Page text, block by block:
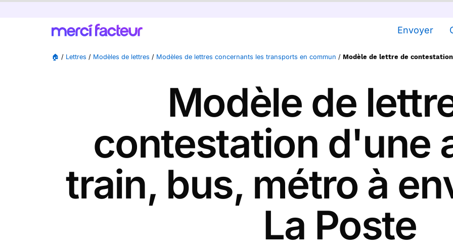
Envoyer
🏠 / Lettres / Modèles de lettres / Modèles de lettres concernants les transports en commun / Modèle de lettre de
Modèle de
contestation d'une
train, bus, métro à
La Poste